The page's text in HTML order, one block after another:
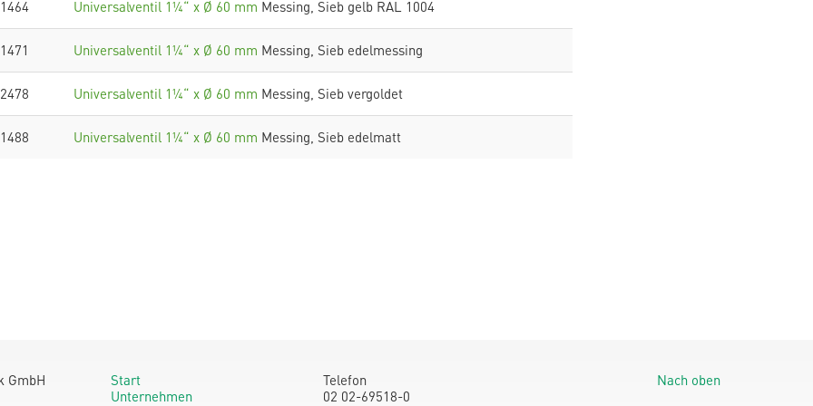
Universalventil 1¼“ x Ø 60 mm Messing, Sieb gelb RAL 1004
Universalventil 1¼“ x Ø 60 mm Messing, Sieb edelmessing
Universalventil 1¼“ x Ø 60 mm Messing, Sieb vergoldet
Universalventil 1¼“ x Ø 60 mm Messing, Sieb edelmatt
GmbH
Start
Unternehmen
Telefon
02 02-69518-0
Nach oben